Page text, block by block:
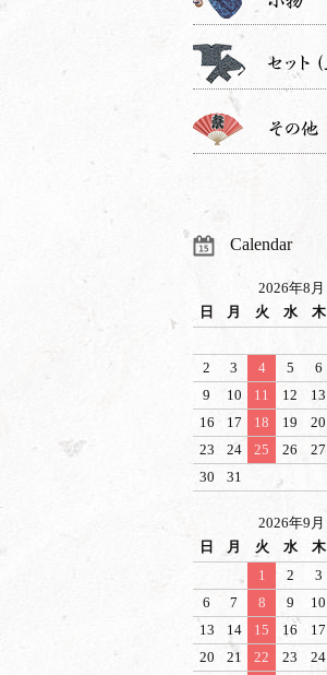
Calendar
2026年8月
日
月 火 水 木
2
3 4 5 6
9
10 11 12 13
16
17 18 19 20
23
24 25 26 27
30
31
2026年9月
日
月 火 水 木
1
2 3
6
7 8 9 10
13
14 15 16 17
20
21 22 23 24